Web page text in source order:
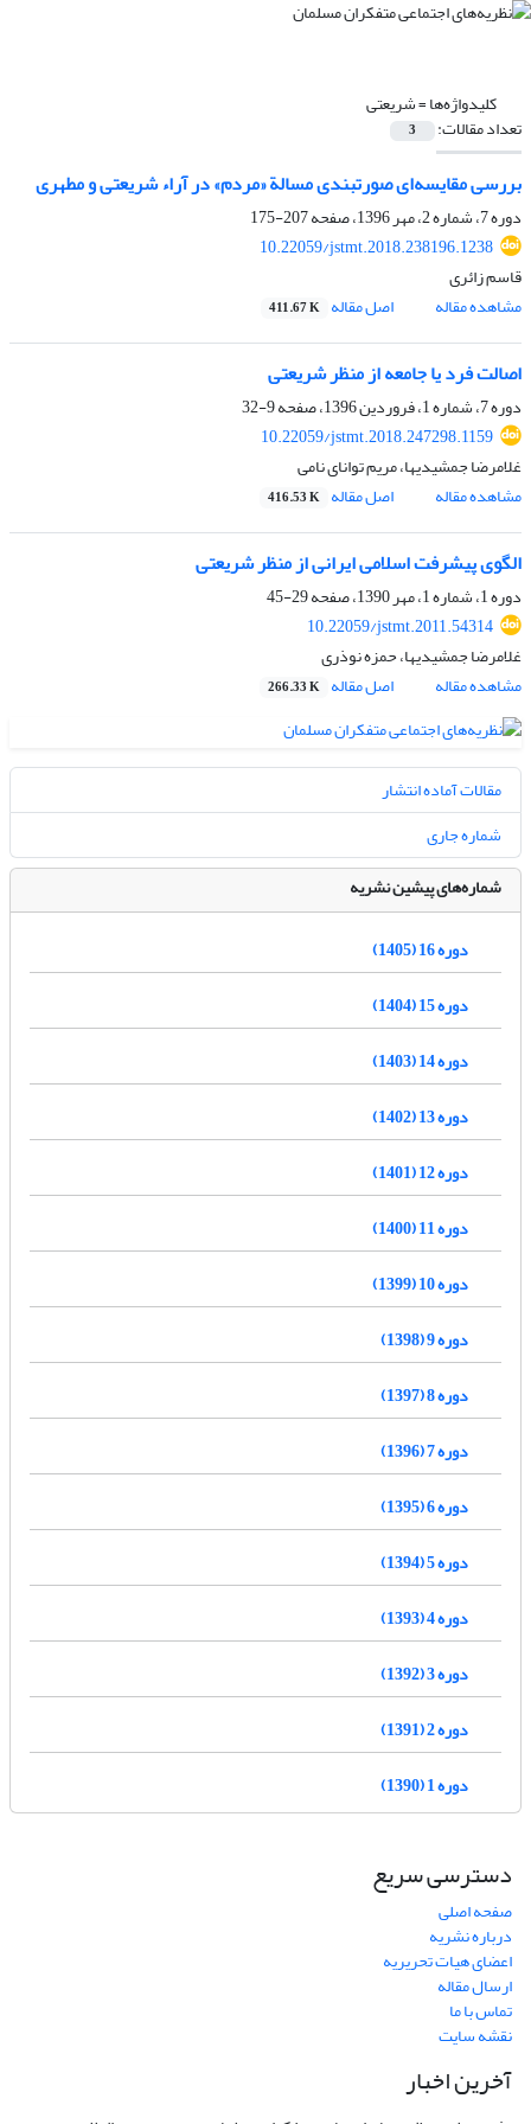
کلیدواژه‌ها =شریعتی
تعداد مقالات: 3
بررسی مقایسه‌ای صورتبندی مسالة «مردم» در آراء شریعتی و مطهری
دوره 7، شماره 2، مهر 1396، صفحه
207-175
10.22059/jstmt.2018.238196.1238
قاسم زائری
مشاهده مقاله
اصل مقاله 411.67 K
اصالت فرد یا جامعه از منظر شریعتی
دوره 7، شماره 1، فروردین 1396، صفحه
9-32
10.22059/jstmt.2018.247298.1159
غلامرضا جمشیدیها، مریم توانای نامی
مشاهده مقاله
اصل مقاله 416.53 K
الگوی پیشرفت اسلامی ایرانی از منظر شریعتی
دوره 1، شماره 1، مهر 1390، صفحه
29-45
10.22059/jstmt.2011.54314
غلامرضا جمشیدیها، حمزه نوذری
مشاهده مقاله
اصل مقاله 266.33 K
مقالات آماده انتشار
شماره جاری
شماره‌های پیشین نشریه
دوره 16 (1405)
دوره 15 (1404)
دوره 14 (1403)
دوره 13 (1402)
دوره 12 (1401)
دوره 11 (1400)
دوره 10 (1399)
دوره 9 (1398)
دوره 8 (1397)
دوره 7 (1396)
دوره 6 (1395)
دوره 5 (1394)
دوره 4 (1393)
دوره 3 (1392)
دوره 2 (1391)
دوره 1 (1390)
دسترسی سریع
صفحه اصلی
درباره نشریه
اعضای هیات تحریریه
ارسال مقاله
تماس با ما
نقشه سایت
آخرین اخبار